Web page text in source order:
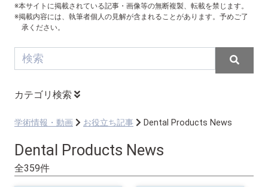
※本サイトに掲載されている記事・画像等の無断複製、転載を禁じます。
※掲載内容には、執筆者個人の見解が含まれることがあります。予めご了
承ください。
カテゴリ検索
学術情報・動画 お役立ち記事 Dental Products News
Dental Products News
全359件